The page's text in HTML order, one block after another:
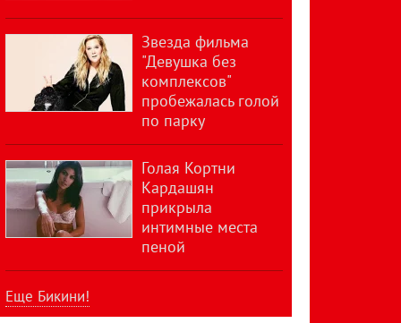
Звезда фильма
"Девушка без
комплексов"
пробежалась голой
по парку
Голая Кортни
Кардашян
прикрыла
интимные места
пеной
Еще Бикини!